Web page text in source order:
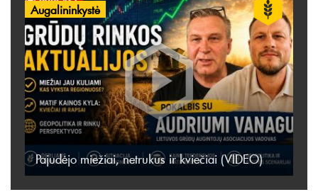
Augalininkystė
Pajudėjo miežiai, netrukus ir kviečiai (VIDEO)